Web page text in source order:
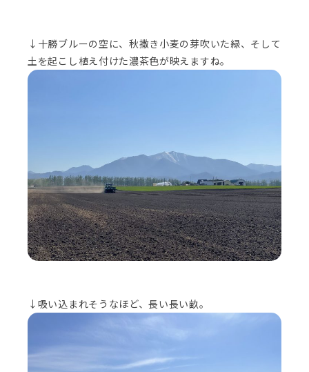
↓十勝ブルーの空に、秋撒き小麦の芽吹いた緑、そして
土を起こし植え付けた濃茶色が映えますね。
↓吸い込まれそうなほど、長い長い畝。